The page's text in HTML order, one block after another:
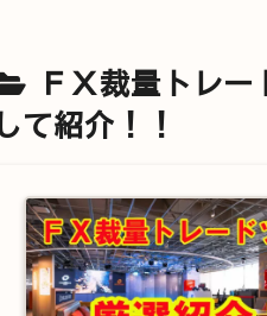
ＦＸ裁量トレ
て紹介！！